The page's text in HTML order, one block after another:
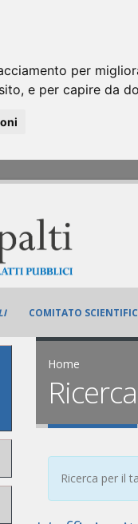
per
e per capire da
COMITATO
Home
Ricerca
Ricerca per il